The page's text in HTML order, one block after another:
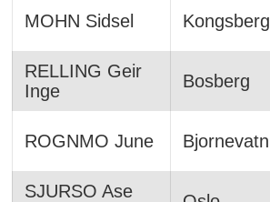
MOHN Sidsel Kongsberg
RELLING Geir
Inge
Bosberg
ROGNMO June Bjornevatn
SJURSO Ase